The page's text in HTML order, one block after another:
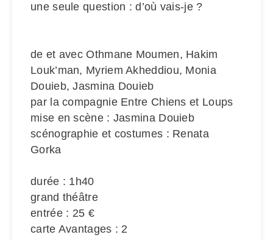
une seule question : d’où vais-je ?
de et avec Othmane Moumen, Hakim
Louk’man, Myriem Akheddiou, Monia
Douieb, Jasmina Douieb
par la compagnie Entre Chiens et Loups
mise en scène : Jasmina Douieb
scénographie et costumes : Renata
Gorka
durée : 1h40
grand théâtre
entrée : 25 €
carte Avantages : 2